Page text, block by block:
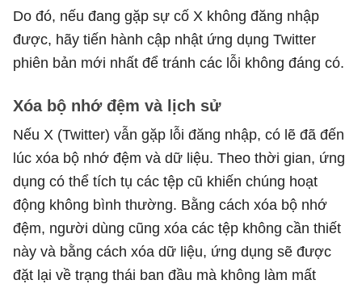
Do đó, nếu đang gặp sự cố X không đăng nhập
được, hãy tiến hành cập nhật ứng dụng Twitter
phiên bản mới nhất để tránh các lỗi không đáng có.
Xóa bộ nhớ đệm và lịch sử
Nếu X (Twitter) vẫn gặp lỗi đăng nhập, có lẽ đã đến
lúc xóa bộ nhớ đệm và dữ liệu. Theo thời gian, ứng
dụng có thể tích tụ các tệp cũ khiến chúng hoạt
động không bình thường. Bằng cách xóa bộ nhớ
đệm, người dùng cũng xóa các tệp không cần thiết
này và bằng cách xóa dữ liệu, ứng dụng sẽ được
đặt lại về trạng thái ban đầu mà không làm mất